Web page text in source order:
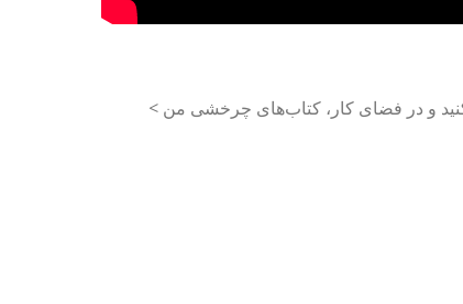
و در فضای کار، کتاب‌های چرخشی من >